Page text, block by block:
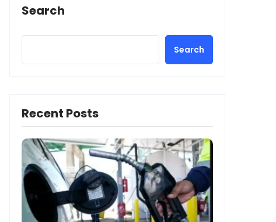
Search
Search
Recent Posts